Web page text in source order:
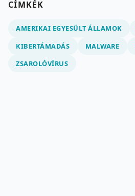
CÍMKÉK
AMERIKAI EGYESÜLT ÁLLAMOK
KIBERTÁMADÁS
MALWARE
ZSAROLÓVÍRUS